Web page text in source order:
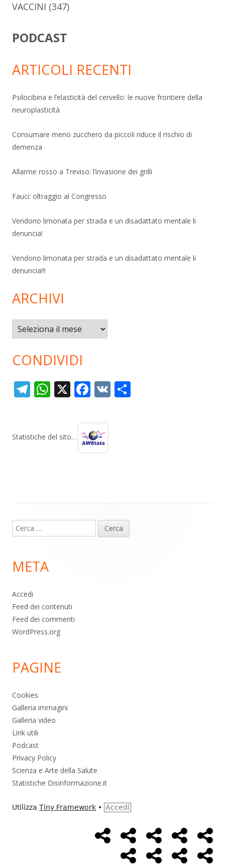
VACCINI (347)
PODCAST
ARTICOLI RECENTI
Psilocibina e l’elasticità del cervello: le nuove frontiere della
neuroplasticità
Consumare meno zucchero da piccoli riduce il rischio di
demenza
Allarme rosso a Treviso: l’invasione dei grilli
Fauci: oltraggio al Congresso
Vendono limonata per strada e un disadattato mentale li
denuncia!
Vendono limonata per strada e un disadattato mentale li
denuncia!!!
ARCHIVI
Archivi
CONDIVIDI
T
gr
W
s
X F
b
V
Statistiche del sito…
piè
pagina
Ricerca
per:
META
Accedi
Feed dei contenuti
Feed dei commenti
WordPress.org
PAGINE
Cookies
Galleria immagini
Galleria video
Link utili
Podcast
Privacy Policy
Scienza e Arte della Salute
Statistiche Disinformazione.it
Utilizza Tiny Framework • Accedi
MenùHome
Page
Alimentazione
AmbienteBambini
Cancro ControlloEconomia